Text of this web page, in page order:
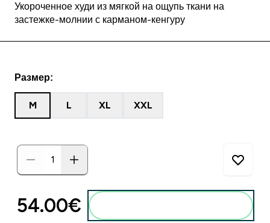
Укороченное худи из мягкой на ощупь ткани на
застежке-молнии с карманом-кенгуру
Размер:
M L XL XXL
54.00€‎